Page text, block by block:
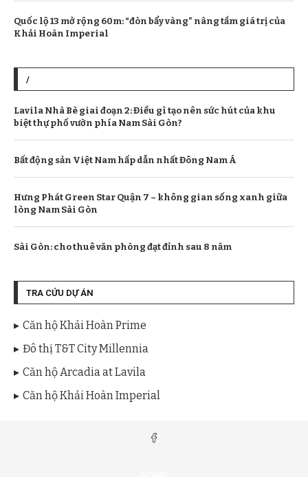
Quốc lộ 13 mở rộng 60m: “đòn bẩy vàng” nâng tầm giá trị của
Khải Hoàn Imperial
/
Lavila Nhà Bè giai đoạn 2: Điều gì tạo nên sức hút của khu
biệt thự phố vườn phía Nam Sài Gòn?
Bất động sản Việt Nam hấp dẫn nhất Đông Nam Á
Hưng Phát Green Star Quận 7 – không gian sống xanh giữa
lòng Nam Sài Gòn
Sài Gòn: cho thuê văn phòng đạt đỉnh sau 8 năm
TRA CỨU DỰ ÁN
Căn hộ Khải Hoàn Prime
Đô thị T&T City Millennia
Căn hộ Arcadia at Lavila
Căn hộ Khải Hoàn Imperial